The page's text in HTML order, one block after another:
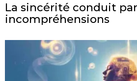
La sincérité conduit
incompréhensions